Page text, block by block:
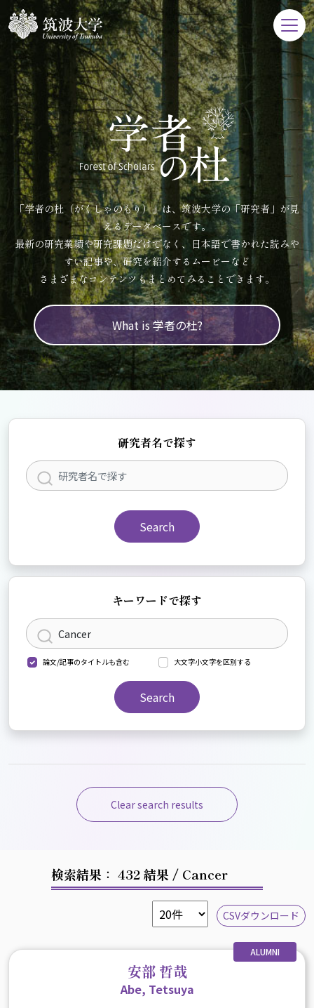
「学者の杜（がくしゃのもり）」は、筑波大学の「研究者」が見
えるデータベースです。
最新の研究業績や研究課題だけでなく、日本語で書かれた読みや
すい記事や、研究を紹介するムービーなど
さまざまなコンテンツもまとめてみることできます。
What is 学者の杜?
研究者名で探す
Search
キーワードで探す
論文/記事のタイトルも含む 大文字小文字を区別する
Search
Clear search results
検索結果： 432 結果 / Cancer
CSVダウンロード
ALUMNI
安部 哲哉
Abe, Tetsuya